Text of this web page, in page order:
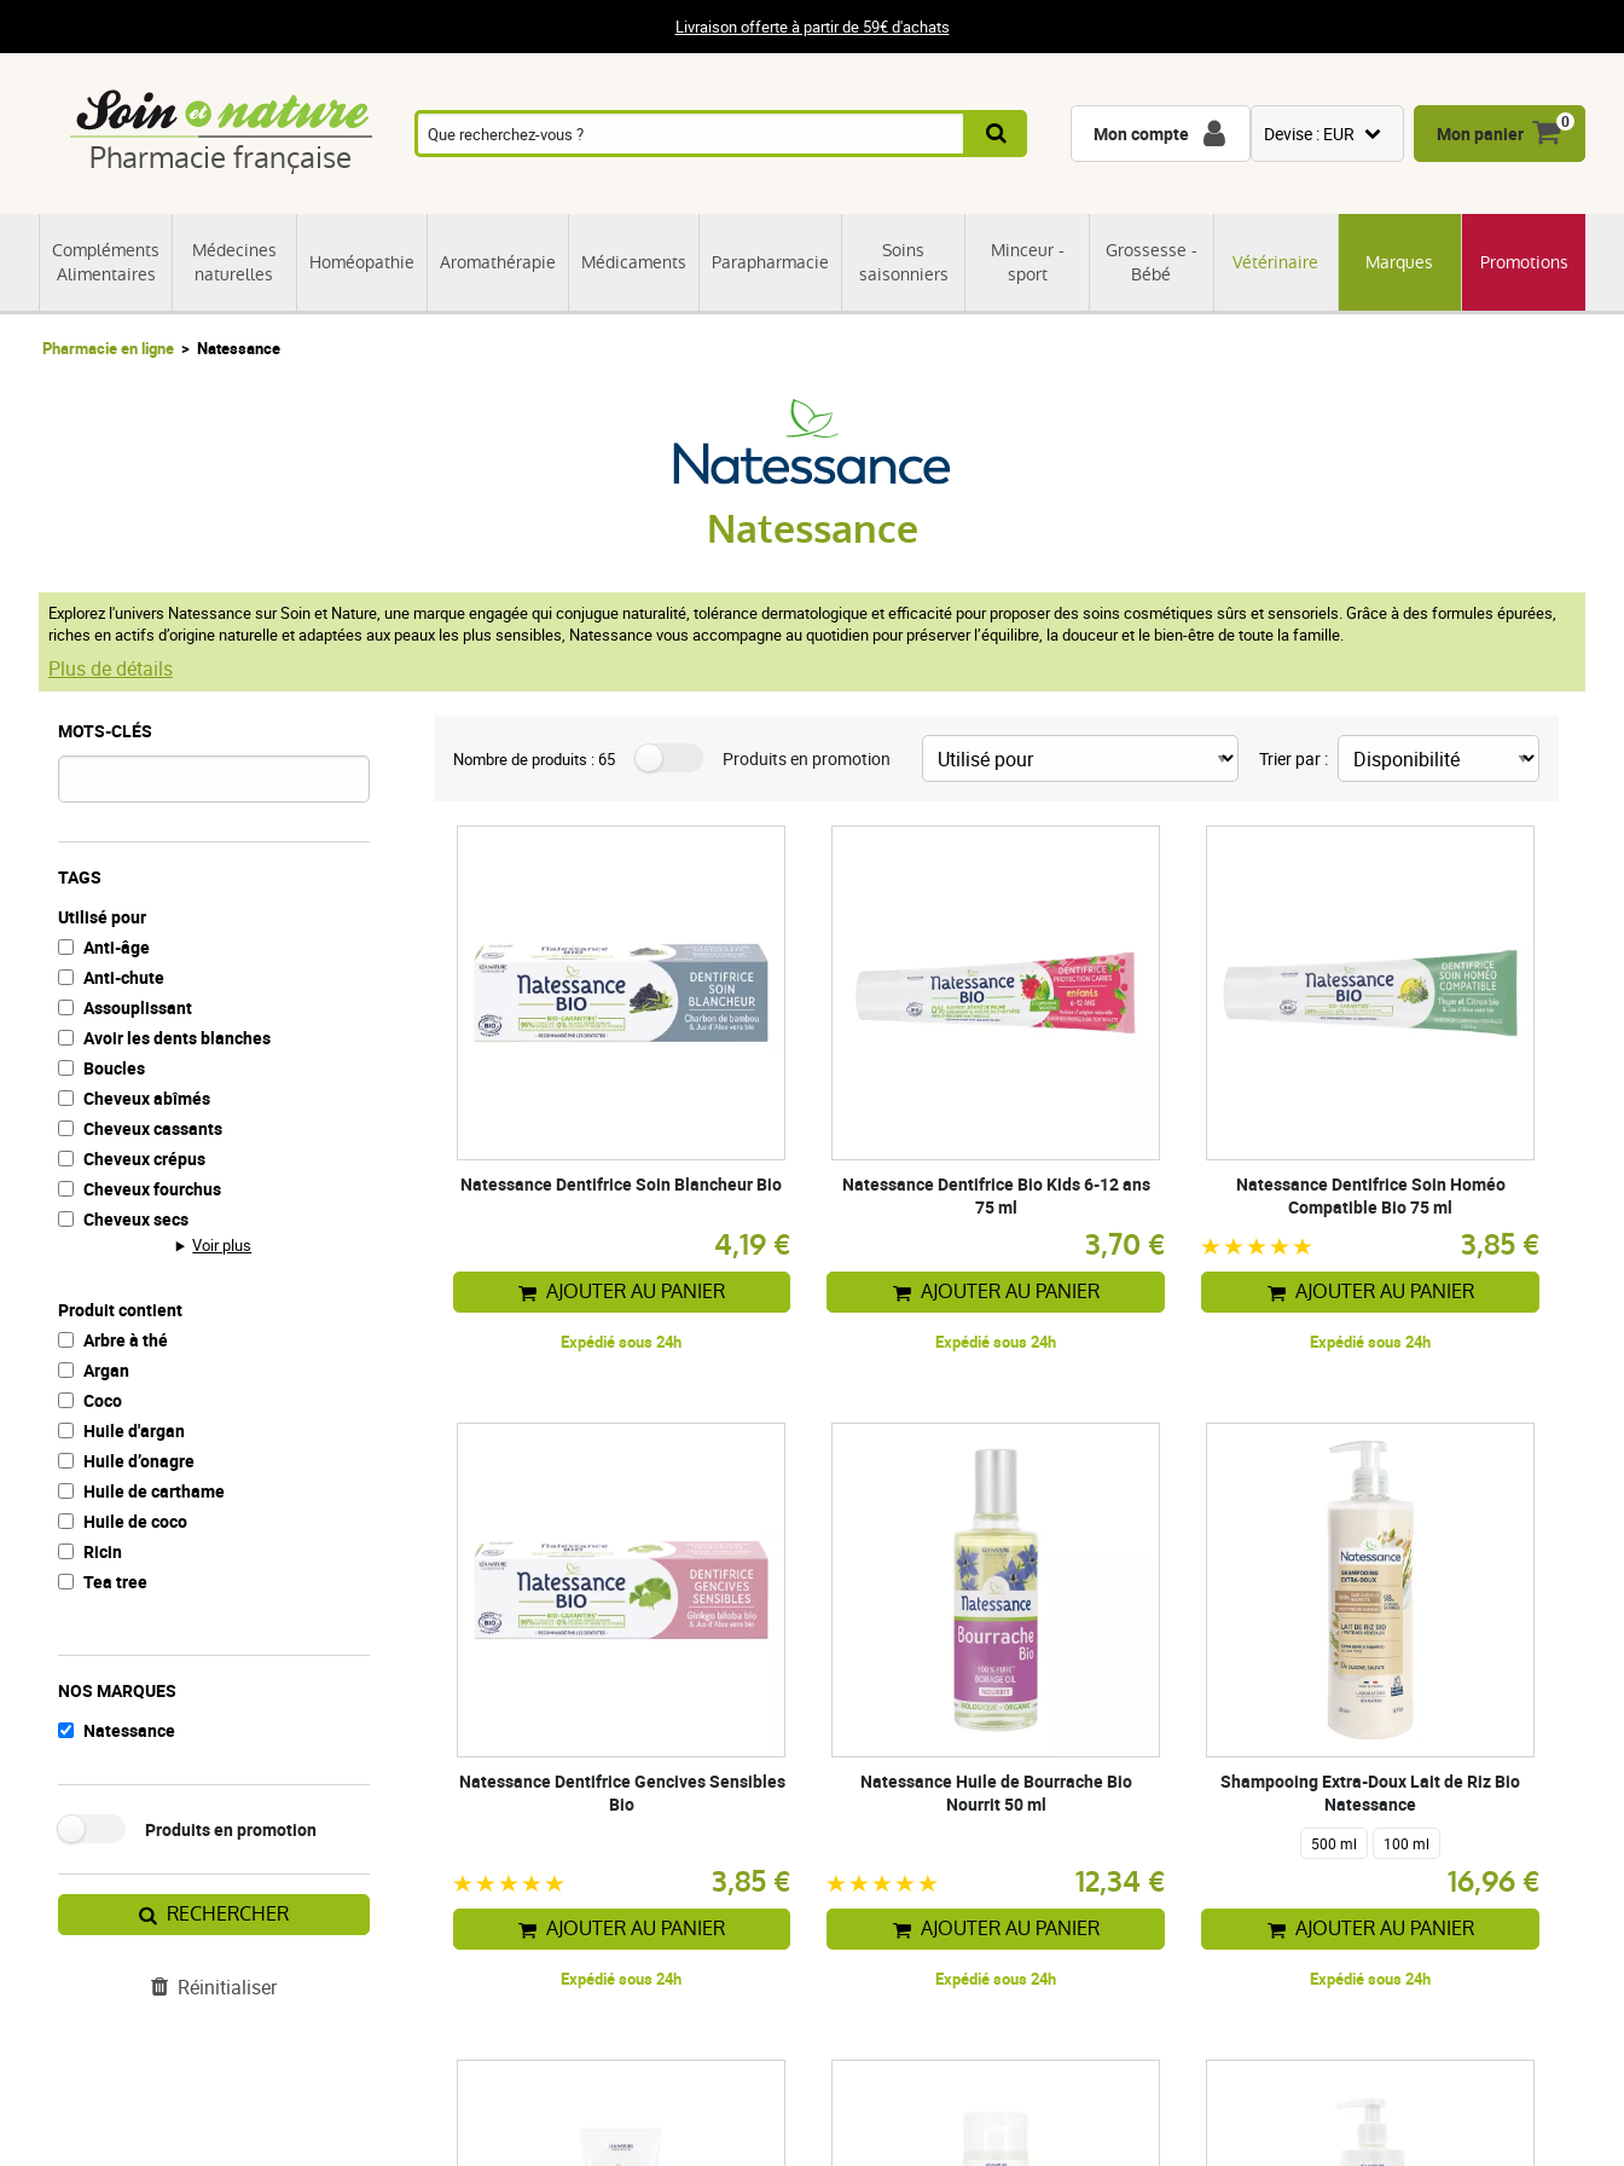
Livraison offerte à partir de 59€ d'achats
Pharmacie française
Compléments
Alimentaires
Médecines
naturelles
Homéopathie Aromathérapie Médicaments Parapharmacie
Soins
saisonniers
Minceur -
sport
Grossesse -
Bébé
Vétérinaire Marques Promotions
Mon compte Devise : EUR
CNY
Mon panier
0
Pharmacie en ligne Natessance
Natessance
Explorez l'univers Natessance sur Soin et Nature, une marque engagée qui conjugue naturalité, tolérance dermatologique et efficacité pour proposer des soins cosmétiques sûrs et sensoriels. Grâce à des formules épurées,
riches en actifs d’origine naturelle et adaptées aux peaux les plus sensibles, Natessance vous accompagne au quotidien pour préserver l’équilibre, la douceur et le bien-être de toute la famille.
Plus de détails
MOTS-CLÉS
TAGS
Utilisé pour
Anti-âge
Anti-chute
Assouplissant
Avoir les dents blanches
Boucles
Cheveux abîmés
Cheveux cassants
Cheveux crépus
Cheveux fourchus
Cheveux secs
Voir plus
Produit contient
Arbre à thé
Argan
Coco
Huile d'argan
Huile d’onagre
Huile de carthame
Huile de coco
Ricin
Tea tree
NOS MARQUES
Natessance
Produits en promotion
RECHERCHER
Réinitialiser
Nombre de produits : 65 Produits en promotion Trier par :
Natessance Dentifrice Soin Blancheur Bio
4,19 €
AJOUTER AU PANIER
Expédié sous 24h
Natessance Dentifrice Bio Kids 6-12 ans
75 ml
3,70 €
AJOUTER AU PANIER
Expédié sous 24h
Natessance Dentifrice Soin Homéo
Compatible Bio 75 ml
3,85 €
AJOUTER AU PANIER
Expédié sous 24h
Natessance Dentifrice Gencives Sensibles
Bio
3,85 €
AJOUTER AU PANIER
Expédié sous 24h
Natessance Huile de Bourrache Bio
Nourrit 50 ml
12,34 €
AJOUTER AU PANIER
Expédié sous 24h
Shampooing Extra-Doux Lait de Riz Bio
Natessance
500 ml 100 ml
16,96 €
AJOUTER AU PANIER
Expédié sous 24h